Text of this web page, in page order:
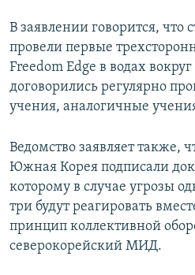
В заявлении говорится, что
провели первые
Freedom Edge в водах
договорились регулярно
учения, аналогичные
Ведомство заявляет также,
Южная Корея подписали
которому в случае угрозы
три будут реагировать
принцип коллективной
северокорейский МИД.